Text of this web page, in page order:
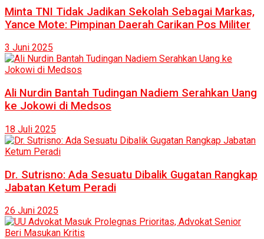
Minta TNI Tidak Jadikan Sekolah Sebagai Markas,
Yance Mote: Pimpinan Daerah Carikan Pos Militer
3 Juni 2025
Ali Nurdin Bantah Tudingan Nadiem Serahkan Uang
ke Jokowi di Medsos
18 Juli 2025
Dr. Sutrisno: Ada Sesuatu Dibalik Gugatan Rangkap
Jabatan Ketum Peradi
26 Juni 2025